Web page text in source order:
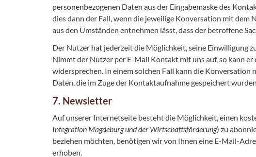
personenbezogenen Daten aus der Eingabemaske des
dies dann der Fall, wenn die jeweilige Konversation mit dem
aus den Umständen entnehmen lässt, dass der betroffene
Der Nutzer hat jederzeit die Möglichkeit, seine Einwilligung
Nimmt der Nutzer per E-Mail Kontakt mit uns auf, so kann
widersprechen. In einem solchen Fall kann die
Daten, die im Zuge der Kontaktaufnahme gespeichert
7. Newsletter
Auf unserer Internetseite besteht die Möglichkeit, einen
Integration Magdeburg und der Wirtschaftsförderung) zu
beziehen möchten, benötigen wir von Ihnen eine E-Mail-
erhoben.